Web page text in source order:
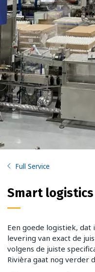
Full Service
Smart logistics
Een goede logistiek,
levering van exact de
volgens de juiste
Rivièra gaat nog verder